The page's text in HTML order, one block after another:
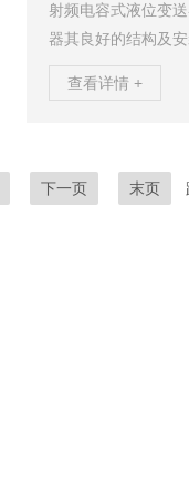
射频电容式液位变
器其良好的结构及
金、化工、食品、
耐酸、碱等强腐蚀
查看详情 +
下一页 末页